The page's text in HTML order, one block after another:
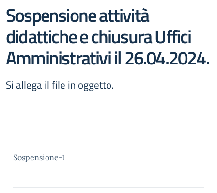
Sospensione attività
didattiche e chiusura Uffici
Amministrativi il 26.04.2024.
Si allega il file in oggetto.
Sospensione-1